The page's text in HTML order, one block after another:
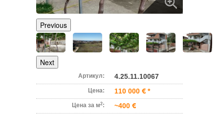
Previous
Next
Артикул: 4.25.11.10067
Цена: 110 000 *
Цена за м2: ~400